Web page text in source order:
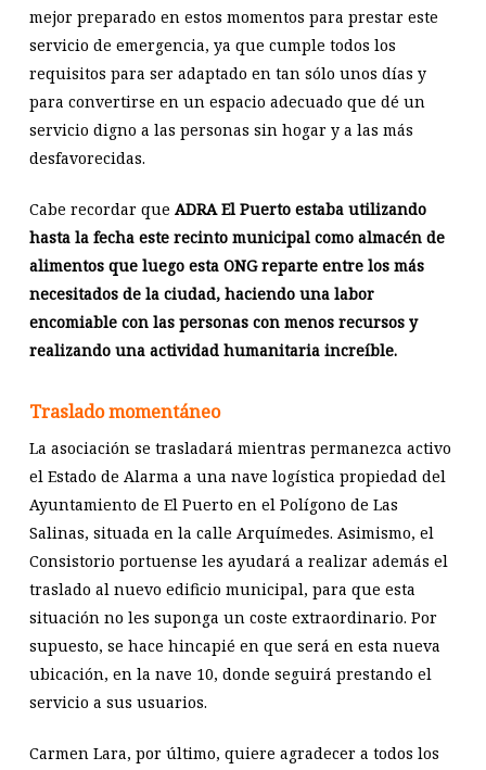
mejor preparado en estos momentos para prestar este
servicio de emergencia, ya que cumple todos los
requisitos para ser adaptado en tan sólo unos días y
para convertirse en un espacio adecuado que dé un
servicio digno a las personas sin hogar y a las más
desfavorecidas.
Cabe recordar que ADRA El Puerto estaba utilizando
hasta la fecha este recinto municipal como almacén de
alimentos que luego esta ONG reparte entre los más
necesitados de la ciudad, haciendo una labor
encomiable con las personas con menos recursos y
realizando una actividad humanitaria increíble.
Traslado momentáneo
La asociación se trasladará mientras permanezca activo
el Estado de Alarma a una nave logística propiedad del
Ayuntamiento de El Puerto en el Polígono de Las
Salinas, situada en la calle Arquímedes. Asimismo, el
Consistorio portuense les ayudará a realizar además el
traslado al nuevo edificio municipal, para que esta
situación no les suponga un coste extraordinario. Por
supuesto, se hace hincapié en que será en esta nueva
ubicación, en la nave 10, donde seguirá prestando el
servicio a sus usuarios.
Carmen Lara, por último, quiere agradecer a todos los